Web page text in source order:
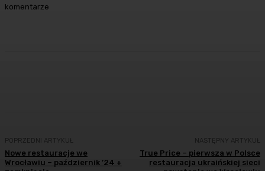
komentarze
POPRZEDNI ARTYKUŁ
Nowe restauracje we
Wrocławiu – październik ’24 +
NASTĘPNY ARTYKUŁ
True Price – pierwsza w Polsce
restauracja ukraińskiej sieci